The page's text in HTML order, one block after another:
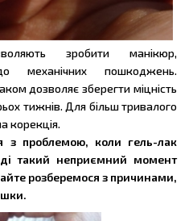
зробити манікюр,
механічних пошкоджень.
дозволяє зберегти міцність
тижнів. Для більш тривалого
корекція.
з проблемою, коли гель-лак
такий неприємний момент
розберемося з причинами,